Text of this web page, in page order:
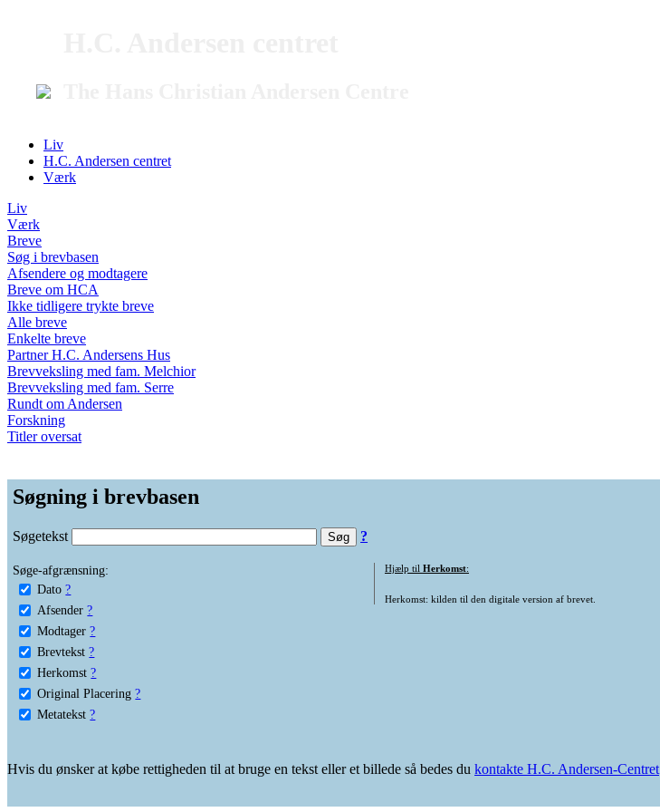
Liv
H.C. Andersen centret
Værk
Liv
Værk
Breve
Søg i brevbasen
Afsendere og modtagere
Breve om HCA
Ikke tidligere trykte breve
Alle breve
Enkelte breve
Partner H.C. Andersens Hus
Brevveksling med fam. Melchior
Brevveksling med fam. Serre
Rundt om Andersen
Forskning
Titler oversat
Søgning i brevbasen
Søgetekst ?
Søge-afgrænsning:
Dato ?
Afsender ?
Modtager ?
Brevtekst ?
Herkomst ?
Original Placering ?
Metatekst ?
Hjælp til Herkomst:
Herkomst: kilden til den digitale version af brevet.
Hvis du ønsker at købe rettigheden til at bruge en tekst eller et billede så bedes du kontakte H.C. Andersen-Centret